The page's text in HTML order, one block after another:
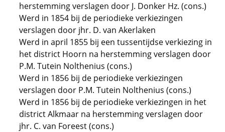
herstemming verslagen door J. Donker Hz. (cons.)
Werd in 1854 bij de periodieke verkiezingen
verslagen door jhr. D. van Akerlaken
Werd in april 1855 bij een tussentijdse verkiezing in
het district Hoorn na herstemming verslagen door
P.M. Tutein Nolthenius (cons.)
Werd in 1856 bij de periodieke verkiezingen
verslagen door P.M. Tutein Nolthenius (cons.)
Werd in 1856 bij de periodieke verkiezingen in het
district Alkmaar na herstemming verslagen door
jhr. C. van Foreest (cons.)